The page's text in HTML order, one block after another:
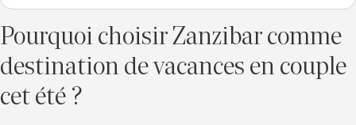
Pourquoi choisir Zanzibar comme
destination de vacances en couple
cet été ?